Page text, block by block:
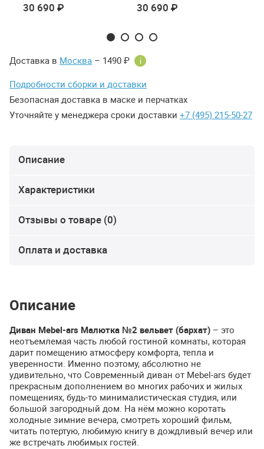
30 690 ₽ 30 690 ₽
Доставка в Москва – 1490 ₽ i
Подробности сборки и доставки
Безопасная доставка в маске и перчатках
Уточняйте у менеджера сроки доставки +7 (495) 215-50-27
Описание
Характеристики
Отзывы о товаре (0)
Оплата и доставка
Описание
Диван Mebel-ars Малютка №2 вельвет (бархат) – это
неотъемлемая часть любой гостиной комнаты, которая
дарит помещению атмосферу комфорта, тепла и
уверенности. Именно поэтому, абсолютно не
удивительно, что Современный диван от Mebel-ars будет
прекрасным дополнением во многих рабочих и жилых
помещениях, будь-то минималистическая студия, или
большой загородный дом. На нём можно коротать
холодные зимние вечера, смотреть хороший фильм,
читать потертую, любимую книгу в дождливый вечер или
же встречать любимых гостей.